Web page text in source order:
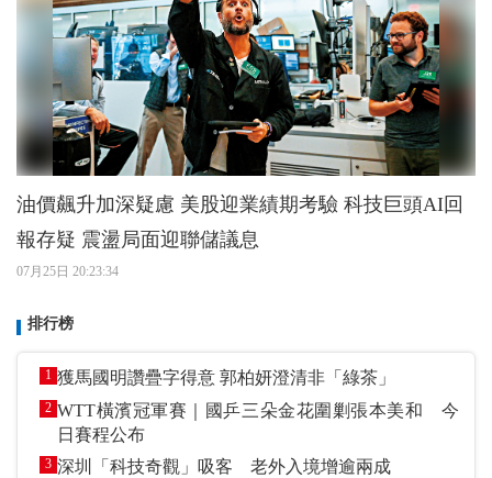
油價飆升加深疑慮 美股迎業績期考驗 科技巨頭AI回
報存疑 震盪局面迎聯儲議息
07月25日 20:23:34
排行榜
1 獲馬國明讚疊字得意 郭柏妍澄清非「綠茶」
2 WTT橫濱冠軍賽｜國乒三朵金花圍剿張本美和 今
日賽程公布
3 深圳「科技奇觀」吸客 老外入境增逾兩成